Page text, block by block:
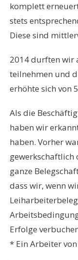
komplett
stets
Diese sind
2014 durften wir
teilnehmen und
erhöhte sich von
Als die
haben wir
haben. Vorher
gewerkschaftlich
ganze
dass wir, wenn
Erfolge
* Ein Arbeiter von